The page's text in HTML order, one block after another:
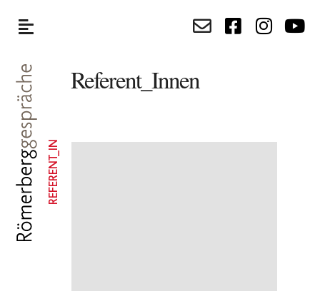
Referent_Innen
REFERENT_IN